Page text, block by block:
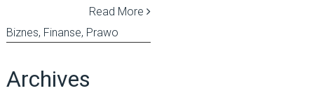
Read More
Biznes, Finanse, Prawo
Archives